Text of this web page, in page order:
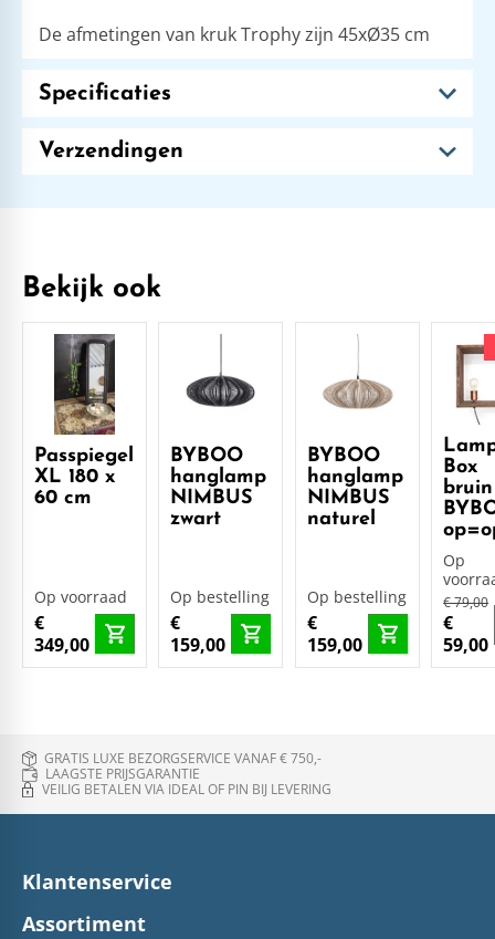
De afmetingen van kruk Trophy zijn 45xØ35 cm
Specificaties
Verzendingen
Bekijk ook
Passpiegel
XL 180 x
60 cm
Op voorraad
€
349,00
BYBOO
hanglamp
NIMBUS
zwart
Op bestelling
€
159,00
BYBOO
hanglamp
NIMBUS
naturel
Op bestelling
€
159,00
Box
bruin
Op
€ 79,00
€
59,00
GRATIS LUXE BEZORGSERVICE VANAF € 750,-
LAAGSTE PRIJSGARANTIE
VEILIG BETALEN VIA IDEAL OF PIN BIJ LEVERING
Klantenservice
Assortiment